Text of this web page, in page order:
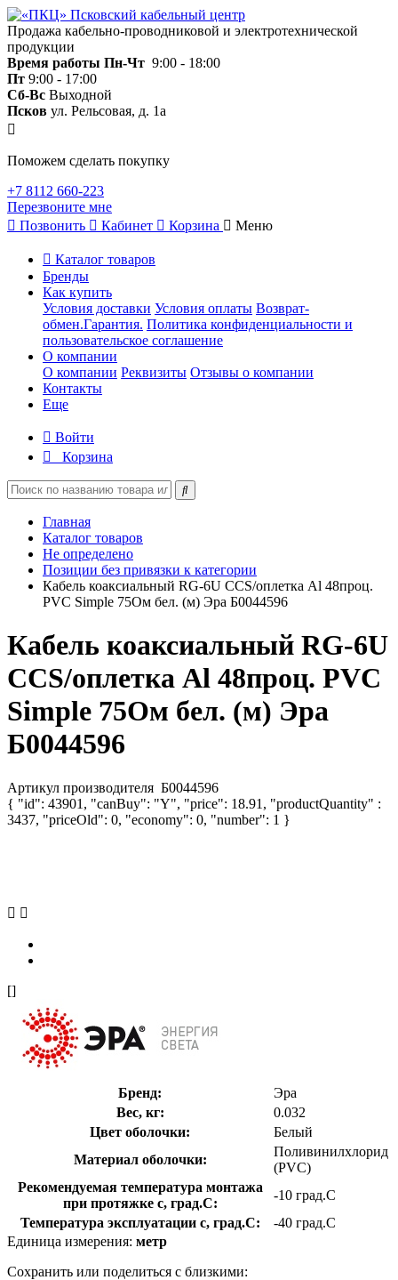
Продажа кабельно-проводниковой и электротехнической
продукции
Время работы Пн-Чт 9:00 - 18:00
Пт 9:00 - 17:00
Сб-Вс Выходной
Псков ул. Рельсовая, д. 1а
Поможем сделать покупку
+7 8112 660-223
Перезвоните мне
Позвонить
Кабинет Корзина Меню
Каталог товаров
Бренды
Как купить
Условия доставки Условия оплаты Возврат-
обмен.Гарантия. Политика конфиденциальности и
пользовательское соглашение
О компании
О компании Реквизиты Отзывы о компании
Контакты
Еще
Войти
Корзина
Главная
Каталог товаров
Не определено
Позиции без привязки к категории
Кабель коаксиальный RG-6U CCS/оплетка Al 48проц.
PVC Simple 75Ом бел. (м) Эра Б0044596
Кабель коаксиальный RG-6U
CCS/оплетка Al 48проц. PVC
Simple 75Ом бел. (м) Эра
Б0044596
Артикул производителя Б0044596
{ "id": 43901, "canBuy": "Y", "price": 18.91, "productQuantity" :
3437, "priceOld": 0, "economy": 0, "number": 1 }
[]
Бренд:
Эра
Вес, кг:
0.032
Цвет оболочки:
Белый
Материал оболочки:
Поливинилхлорид
(PVC)
Рекомендуемая температура монтажа
при протяжке с, град.C:
-10 град.C
Температура эксплуатации с, град.C:
-40 град.C
Единица измерения: метр
Сохранить или поделиться с близкими: